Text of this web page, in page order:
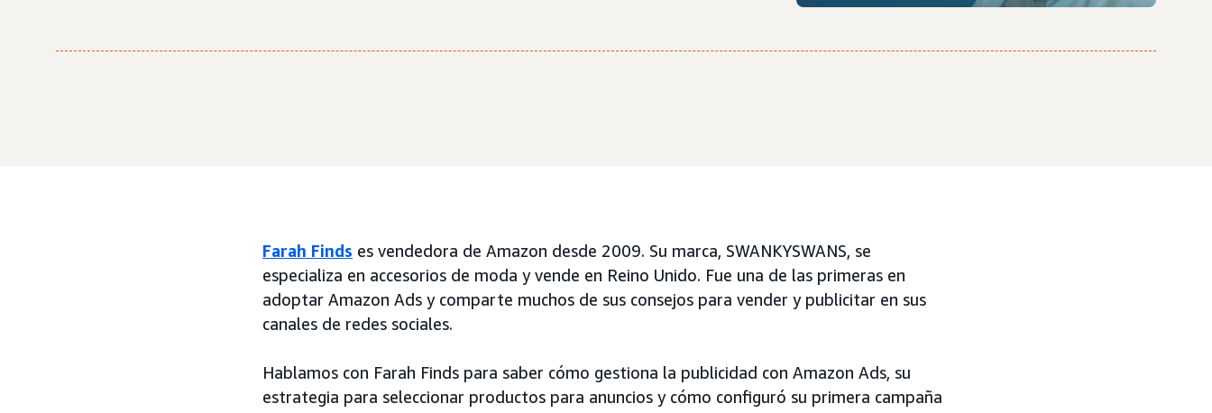
Farah Finds es vendedora de Amazon desde 2009. Su marca, SWANKYSWANS, se
especializa en accesorios de moda y vende en Reino Unido. Fue una de las primeras en
adoptar Amazon Ads y comparte muchos de sus consejos para vender y publicitar en sus
canales de redes sociales.
Hablamos con Farah Finds para saber cómo gestiona la publicidad con Amazon Ads, su
estrategia para seleccionar productos para anuncios y cómo configuró su primera campaña